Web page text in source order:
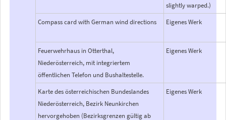
slightly warped.)
Compass card with German wind directions Eigenes Werk
Feuerwehrhaus in Otterthal,
Niederösterreich, mit integriertem
öffentlichen Telefon und Bushaltestelle.
Eigenes Werk
Karte des österreichischen Bundeslandes
Niederösterreich, Bezirk Neunkirchen
hervorgehoben (Bezirksgrenzen gültig ab
Eigenes Werk